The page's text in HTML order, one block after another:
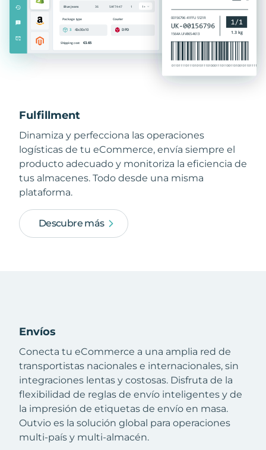
Fulfillment
Dinamiza y perfecciona las operaciones
logísticas de tu eCommerce, envía siempre el
producto adecuado y monitoriza la eficiencia de
tus almacenes. Todo desde una misma
plataforma.
Descubre más
Envíos
Conecta tu eCommerce a una amplia red de
transportistas nacionales e internacionales, sin
integraciones lentas y costosas. Disfruta de la
flexibilidad de reglas de envío inteligentes y de
la impresión de etiquetas de envío en masa.
Outvio es la solución global para operaciones
multi-país y multi-almacén.